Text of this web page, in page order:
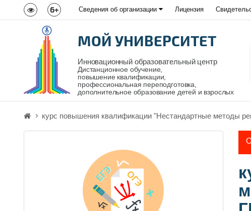
6+ Сведения об организации Лицензия
МОЙ УНИВЕРСИТЕТ
Инновационный образовательный центр
Дистанционное обучение,
повышение квалификации,
профессиональная переподготовка,
дополнительное образование детей и взрослых
курс повышения квалификации "Нестандартные методы